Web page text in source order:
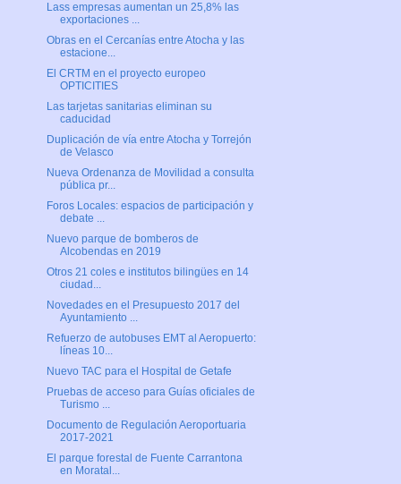
Lass empresas aumentan un 25,8% las
exportaciones ...
Obras en el Cercanías entre Atocha y las
estacione...
El CRTM en el proyecto europeo
OPTICITIES
Las tarjetas sanitarias eliminan su
caducidad
Duplicación de vía entre Atocha y Torrejón
de Velasco
Nueva Ordenanza de Movilidad a consulta
pública pr...
Foros Locales: espacios de participación y
debate ...
Nuevo parque de bomberos de
Alcobendas en 2019
Otros 21 coles e institutos bilingües en 14
ciudad...
Novedades en el Presupuesto 2017 del
Ayuntamiento ...
Refuerzo de autobuses EMT al Aeropuerto:
líneas 10...
Nuevo TAC para el Hospital de Getafe
Pruebas de acceso para Guías oficiales de
Turismo ...
Documento de Regulación Aeroportuaria
2017-2021
El parque forestal de Fuente Carrantona
en Moratal...